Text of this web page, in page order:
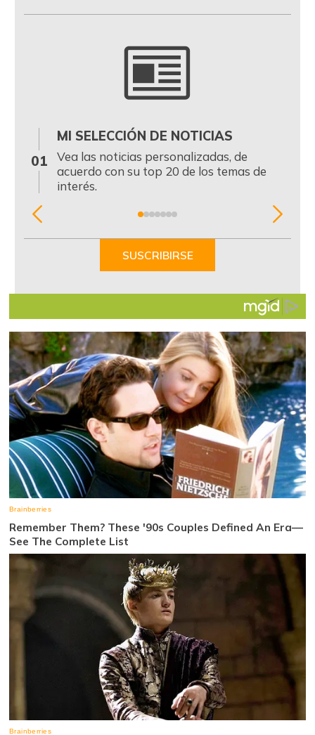
01
MI SELECCIÓN DE NOTICIAS
Vea las noticias personalizadas, de
acuerdo con su top 20 de los temas de
interés.
Item
SUSCRIBIRSE